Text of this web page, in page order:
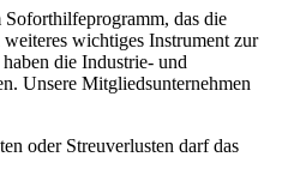
das die
wichtiges Instrument zur
die Industrie- und
Unsere Mitgliedsunternehmen
oder Streuverlusten darf das